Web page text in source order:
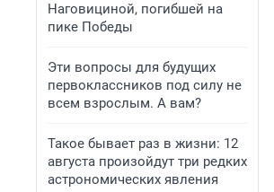
Наговициной, погибшей на
пике Победы
Эти вопросы для будущих
первоклассников под силу не
всем взрослым. А вам?
Такое бывает раз в жизни: 12
августа произойдут три редких
астрономических явления